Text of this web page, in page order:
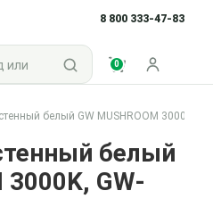
8 800 333-47-83
0
Войти
белый GW MUSHROOM 3000K,
белый
3000K, GW-